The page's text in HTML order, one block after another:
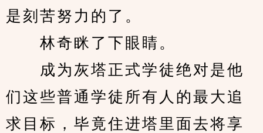
是刻苦努力的了。
林奇眯了下眼睛。
成为灰塔正式学徒绝对是他
们这些普通学徒所有人的最大追
求目标，毕竟住进塔里面去将享